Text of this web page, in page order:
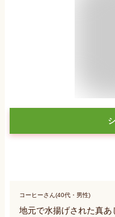
コーヒーさん(40代・男性)
地元で水揚げされた真あ